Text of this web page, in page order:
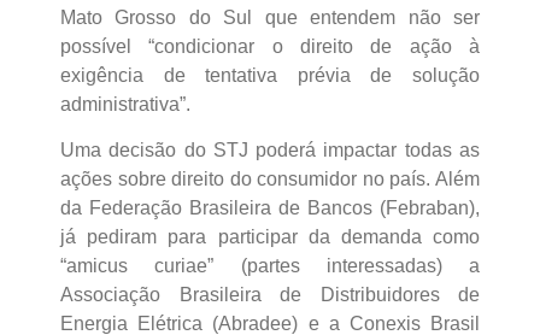
Mato Grosso do Sul que entendem não ser
possível “condicionar o direito de ação à
exigência de tentativa prévia de solução
administrativa”.
Uma decisão do STJ poderá impactar todas as
ações sobre direito do consumidor no país. Além
da Federação Brasileira de Bancos (Febraban),
já pediram para participar da demanda como
“amicus curiae” (partes interessadas) a
Associação Brasileira de Distribuidores de
Energia Elétrica (Abradee) e a Conexis Brasil